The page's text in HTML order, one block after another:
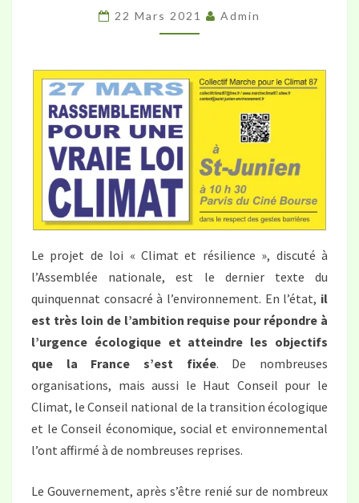
10H30
:
POUR
UNE
VRAIE
LOI
CLIMAT
22 Mars 2021 Admin
Le projet de loi « Climat et résilience », discuté à
l’Assemblée nationale, est le dernier texte du
quinquennat consacré à l’environnement. En l’état, il
est très loin de l’ambition requise pour répondre à
l’urgence écologique et atteindre les objectifs
que la France s’est fixée. De nombreuses
organisations, mais aussi le Haut Conseil pour le
Climat, le Conseil national de la transition écologique
et le Conseil économique, social et environnemental
l’ont affirmé à de nombreuses reprises.
Le Gouvernement, après s’être renié sur de nombreux